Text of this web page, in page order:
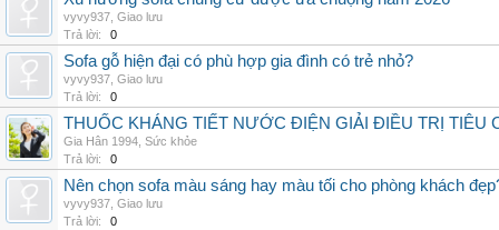
vyvy937 Giao lưu
Trả lời:
0
Sofa gỗ hiện đại có phù hợp gia đình có trẻ nhỏ?
vyvy937 Giao lưu
Trả lời:
0
THUỐC KHÁNG TIẾT NƯỚC ĐIỆN GIẢI ĐIỀU TRỊ TIÊU
Gia Hân 1994 Sức khỏe
Trả lời:
0
Nên chọn sofa màu sáng hay màu tối cho phòng khách
vyvy937 Giao lưu
Trả lời:
0